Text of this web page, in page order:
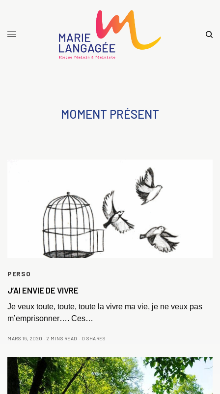
MOMENT PRÉSENT
PERSO
J’AI ENVIE DE VIVRE
Je veux toute, toute, toute la vivre ma vie, je ne veux pas
m’emprisonner…. Ces…
MARS 16, 2020 2 MINS READ 0 SHARES